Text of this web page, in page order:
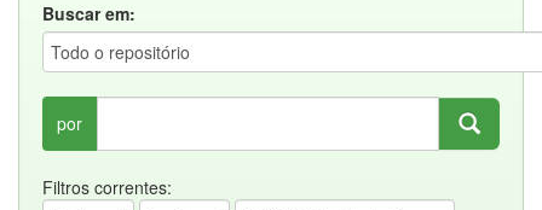
Buscar em:
por
Filtros correntes: